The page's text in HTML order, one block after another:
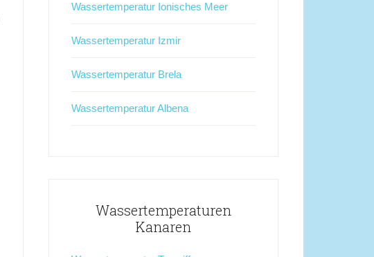
Wassertemperatur Ionisches Meer
Wassertemperatur Izmir
Wassertemperatur Brela
Wassertemperatur Albena
Wassertemperaturen
Kanaren